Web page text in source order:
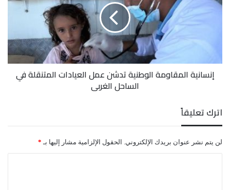
تدشن
الساحل
الغربي
إنسانية المقاومة الوطنية تدشن عمل العيادات المتنقلة في
الساحل الغربي
اترك تعليقاً
لن يتم نشر عنوان بريدك الإلكتروني. الحقول الإلزامية مشار إليها بـ *